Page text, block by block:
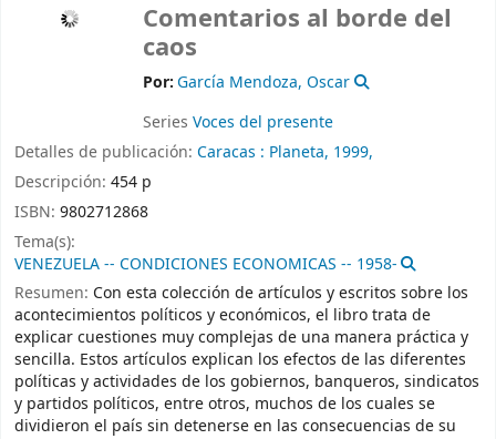
Comentarios al borde del
caos
Por:García Mendoza, Oscar
Series Voces del presente
Detalles de publicación: Caracas : Planeta, 1999,
Descripción: 454 p
ISBN: 9802712868
Tema(s):
VENEZUELA -- CONDICIONES ECONOMICAS -- 1958-
Resumen: Con esta colección de artículos y escritos sobre los
acontecimientos políticos y económicos, el libro trata de
explicar cuestiones muy complejas de una manera práctica y
sencilla. Estos artículos explican los efectos de las diferentes
políticas y actividades de los gobiernos, banqueros, sindicatos
y partidos políticos, entre otros, muchos de los cuales se
dividieron el país sin detenerse en las consecuencias de su